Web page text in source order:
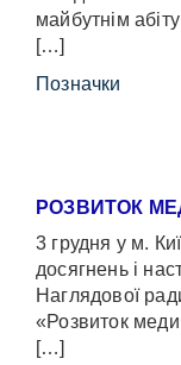
майбутнім
[…]
Позначки
РОЗВИТОК
3 грудня у м.
досягнень і
Наглядової
«Розвиток
[…]